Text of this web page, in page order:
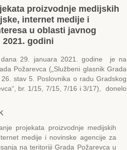
proizvodnje medijskih
internet medije i
u oblasti javnog
godini
dana 29. januara 2021. godine je na
Požarevca („Službeni glasnik Grada
stav 5. Poslovnika o radu Gradskog
br. 1/15, 7/15, 7/16 i 3/17), donelo
projekata proizvodnje medijskih
medije i novinske agencije za
na teritoriji Grada Požarevca u